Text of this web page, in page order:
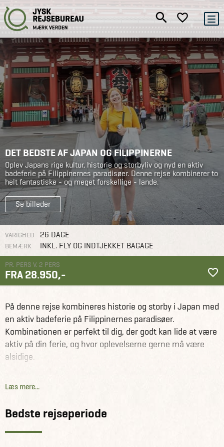
DET BEDSTE AF JAPAN OG FILIPPINERNE
Oplev Japans rige kultur, historie og storbyliv og nyd en aktiv
badeferie på Filippinernes paradisøer. Denne rejse kombinerer to
helt fantastiske - og meget forskellige - lande.
Se billeder
VARIGHED 26 DAGE
BEMÆRK INKL. FLY OG INDTJEKKET BAGAGE
PR. PERS V. 2 PERS
FRA 28.950,-
På denne rejse kombineres historie og storby i Japan med
en aktiv badeferie på Filippinernes paradisøer.
Kombinationen er perfekt til dig, der godt kan lide at være
aktiv på din ferie, og hvor oplevelserne gerne må være
alsidige.
I Japan har du dagene til at opleve landets rige kultur og
efter ægte storbysoplevelser. I Filippinernes Visayas-
region er rejsen spækket med oplevelser til lands og til
vands. Fra Moalboal skal du på ’canyoning’ gennem floder
Læs mere...
Bedste rejseperiode